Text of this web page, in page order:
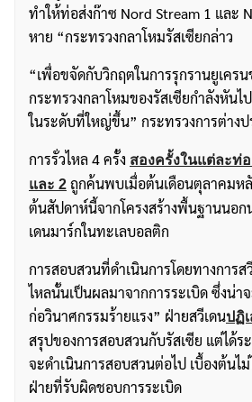
ทำให้ท่อส่งก๊าซ Nord Stream 1 และ
หาย “กระทรวงกลาโหมรัสเซียกล่าว
“เพื่อขจัดกับวิกฤตในการรุกรานยูเคร
กระทรวงกลาโหมของรัสเซียกำลังหันไ
ในระดับที่ใหญ่ขึ้น” กระทรวงการต่าง
การรั่วไหล 4 ครั้ง สองครั้งในแต่ละท่
และ 2 ถูกค้นพบเมื่อต้นเดือนตุลาคมหลั
ต้นสัปดาห์นี้จากโครงสร้างพื้นฐานนอก
เดนมาร์กในทะเลบอลติก
การสอบสวนที่ดำเนินการโดยทางการส
ไหลนั้นเป็นผลมาจากการระเบิด ซึ่งน่า
ก่อวินาศกรรมร้ายแรง” ฝ่ายสวีเดนปฏิ
สรุปของการสอบสวนกับรัสเซีย แต่ได้
จะดำเนินการสอบสวนต่อไป เบื้องต้นไ
ฝ่ายที่รับผิดชอบการระเบิด